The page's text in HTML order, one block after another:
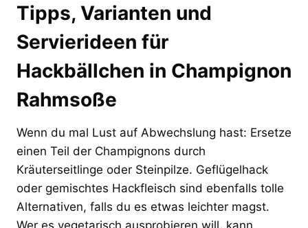
Tipps, Varianten und
Servierideen für
Hackbällchen in Champignon
Rahmsoße
Wenn du mal Lust auf Abwechslung hast: Ersetze
einen Teil der Champignons durch
Kräuterseitlinge oder Steinpilze. Geflügelhack
oder gemischtes Hackfleisch sind ebenfalls tolle
Alternativen, falls du es etwas leichter magst.
Wer es vegetarisch ausprobieren will, kann